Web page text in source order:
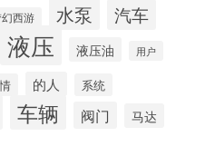
西游 水泵 汽车
液压 液压油 用户
的人 系统
车辆 阀门 马达